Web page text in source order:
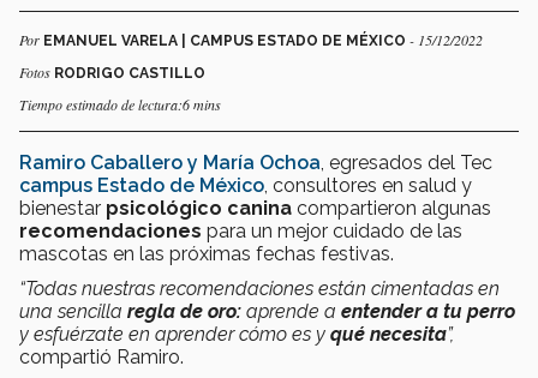
Por EMANUEL VARELA | CAMPUS ESTADO DE MÉXICO - 15/12/2022
Fotos RODRIGO CASTILLO
Tiempo estimado de lectura:6 mins
Ramiro Caballero y María Ochoa , egresados del Tec
campus Estado de México , consultores en salud y
bienestar psicológico canina compartieron algunas
recomendaciones para un mejor cuidado de las
mascotas en las próximas fechas festivas.
“Todas nuestras recomendaciones están cimentadas en
una sencilla regla de oro: aprende a entender a tu perro
y esfuérzate en aprender cómo es y qué necesita”,
compartió Ramiro.